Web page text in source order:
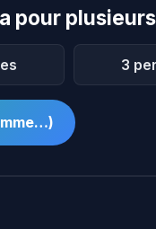
pour
3